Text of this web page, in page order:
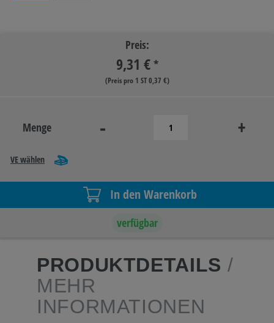
Preis:
9,31 €*
(Preis pro 1 ST 0,37 €)
Menge - +
VE wählen
In den Warenkorb
verfügbar
PRODUKTDETAILS /
MEHR
INFORMATIONEN